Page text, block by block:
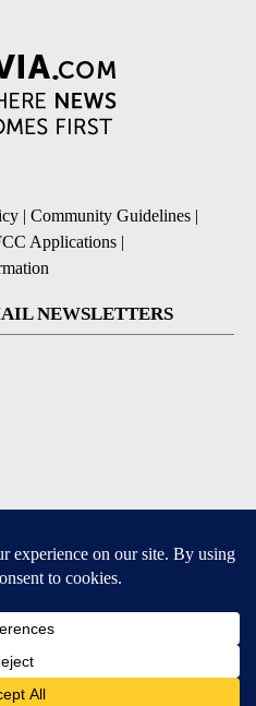
| Community Guidelines |
Applications |
NEWSLETTERS
and Android